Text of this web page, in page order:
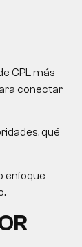
CPL más
conectar
qué
enfoque